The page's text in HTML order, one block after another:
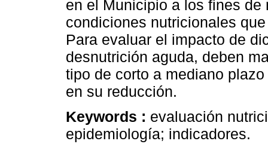
en el Municipio a los fines
condiciones nutricionales
Para evaluar el impacto de
desnutrición aguda, deben
tipo de corto a mediano
en su reducción.
Keywords : evaluación
epidemiología; indicadores.